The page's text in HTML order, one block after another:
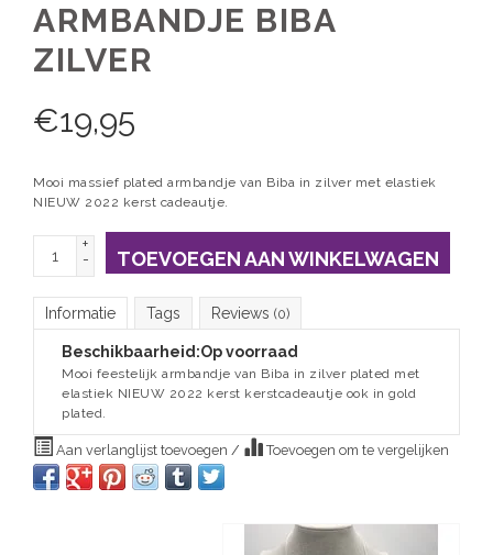
ARMBANDJE BIBA
ZILVER
€19,95
Mooi massief plated armbandje van Biba in zilver met elastiek
NIEUW 2022 kerst cadeautje.
+
-
TOEVOEGEN AAN WINKELWAGEN
Informatie Tags Reviews (0)
Beschikbaarheid:Op voorraad
Mooi feestelijk armbandje van Biba in zilver plated met
elastiek NIEUW 2022 kerst kerstcadeautje ook in gold
plated.
Aan verlanglijst toevoegen / Toevoegen om te vergelijken